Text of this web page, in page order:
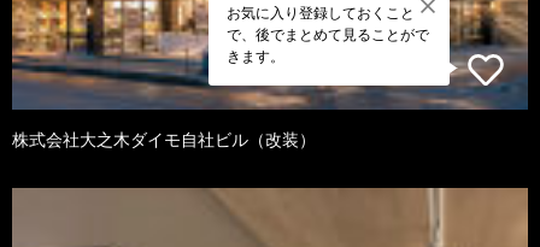
お気に入り登録しておくこと
で、後でまとめて見ることがで
きます。
株式会社大之木ダイモ自社ビル（改装）